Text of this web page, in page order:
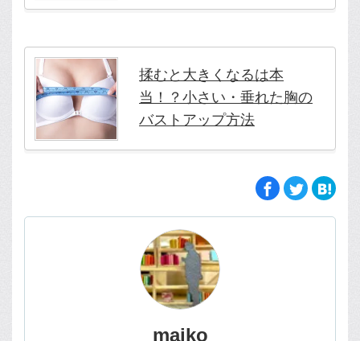
揉むと大きくなるは本
当！？小さい・垂れた胸の
バストアップ方法
maiko